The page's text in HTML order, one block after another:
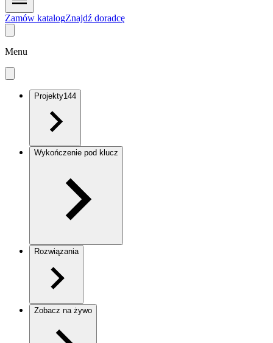
Zamów katalogZnajdź doradcę
Menu
Projekty144
Wykończenie pod klucz
Rozwiązania
Zobacz na żywo